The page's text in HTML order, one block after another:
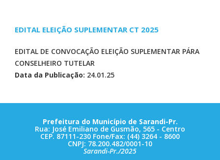
EDITAL ELEIÇÃO SUPLEMENTAR CT 2025
EDITAL DE CONVOCAÇÃO ELEIÇÃO SUPLEMENTAR PÁRA
CONSELHEIRO TUTELAR
Data da Publicação: 24.01.25
Prefeitura do Município de Sarandi-Pr.
Rua: José Emiliano de Gusmão, 565 - Centro
CEP. 87111-230 Fone/Fax: (44) 3264 - 8600
CNPJ: 78.200.482/0001-10
Sarandi-Pr./2025